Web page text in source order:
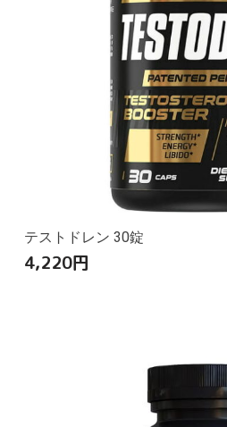
テストドレン 30錠
4,220円